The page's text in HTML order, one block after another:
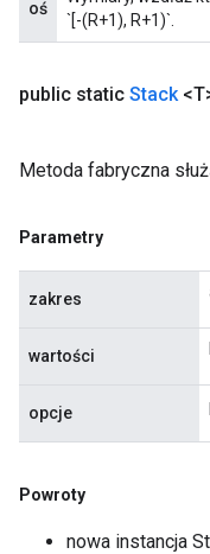
oś
`[-(R+1), R+1)`.
public static Stack
Metoda fabryczna
Parametry
zakres
wartości
opcje
Powroty
nowa instancja